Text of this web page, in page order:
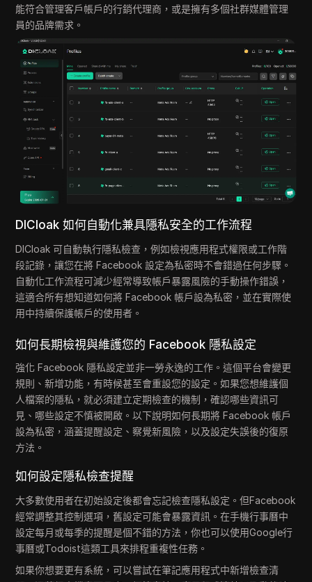
能符合管理客戶帳戶的行銷代理商，或是擁有多個社群媒體管理
員的品牌需求。
DICloak 如何自動化兼具隱私安全的工作流程
DICloak 可自動執行隱私檢查，例如檢視應用程式權限或工作階
段記錄，讓您在將 Facebook 設定為私密時不會錯過任何步驟。
自動化工作流程可減少經常導致帳戶暴露風險的手動操作錯誤，
這適合所有想知道如何將 Facebook 帳戶設為私密，並在實際使
用中持續保護帳戶的使用者。
如何長期檢視與維護您的 Facebook 隱私設定
強化 Facebook 隱私設定並非一勞永逸的工作。這個平台會變更
規則、新增功能，有時候甚至會重設您的設定。如果您想維護個
人檔案的隱私，就必須建立定期檢查的機制，確認哪些資訊可
見、哪些設定不慎被開啟。以下說明如何長期將 Facebook 帳戶
設為私密，涵蓋提醒設定、察覺新風險，以及設定失誤後的復原
方法。
如何設定隱私檢查提醒
大多數使用者在初始設定後都會忘記檢查隱私設定。但Facebook
經常調整其控制選項，舊設定可能會暴露資訊。在手機行事曆中
設定每月或每季的提醒是個不錯的方法，你也可以使用Google行
事曆或Todoist這類工具來排程重複性任務。
如果你想要更有系統，可以嘗試在筆記應用程式中新增檢查清